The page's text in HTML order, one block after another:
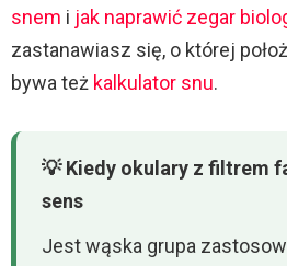
snem i jak naprawić zegar
zastanawiasz się, o której
bywa też kalkulator snu.
💡 Kiedy okulary z filtrem
sens
Jest wąska grupa